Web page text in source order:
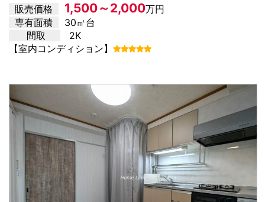
販売価格 1,500～2,000万円
専有面積
30㎡台
間取
2K
【室内コンディション】